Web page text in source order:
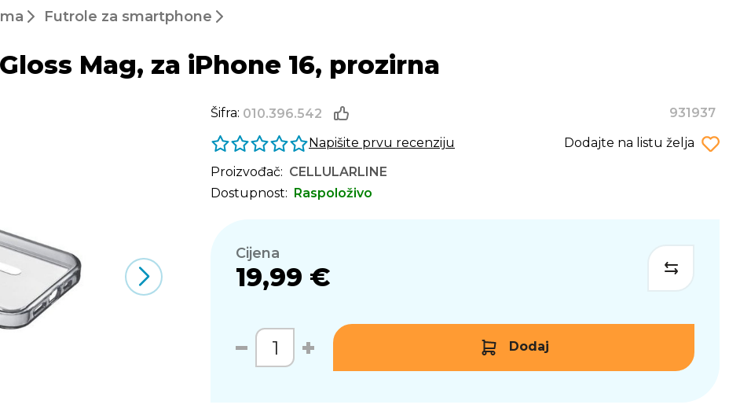
Futrole za smartphone
Mag, za iPhone 16, prozirna
Šifra: 010.396.542
931937
Napišite prvu recenziju
Dodajte na listu želja
Proizvođač: CELLULARLINE
Dostupnost: Raspoloživo
Cijena
19,99 €
Dodaj